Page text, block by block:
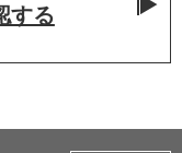
する